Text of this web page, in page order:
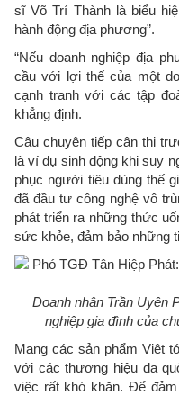
sĩ Võ Trí Thành là biểu
hành động địa phương”.
“Nếu doanh nghiệp địa
cầu với lợi thế của một
cạnh tranh với các tập
khẳng định.
Câu chuyện tiếp cận thị
là ví dụ sinh động khi suy
phục người tiêu dùng thế
đã đầu tư công nghệ vô
phát triển ra những thức
sức khỏe, đảm bảo những
Doanh nhân Trần Uyên
nghiệp gia đình của
Mang các sản phẩm Việt
với các thương hiệu đa
việc rất khó khăn. Để